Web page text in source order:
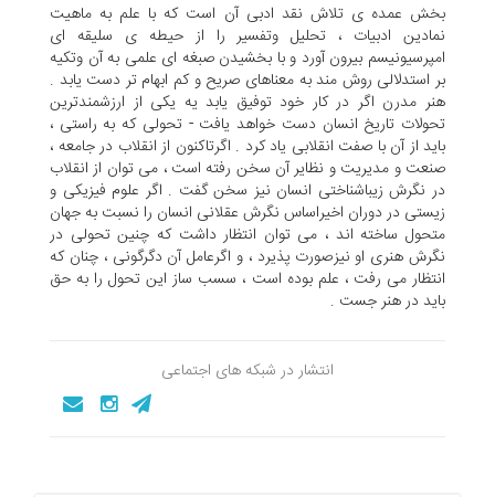
بخش عمده ی تلاش نقد ادبی آن است که با علم به ماهیت
نمادین ادبیات ، تحلیل وتفسیر را از حیطه ی سلیقه ای
امپرسیونیسم بیرون آورد و با بخشیدن صبغه ای علمی به آن وتکیه
بر استدلالی روش مند به معناهای صریح و کم ابهام تر دست یابد .
هنر مدرن اگر در کار خود توفیق یابد یه یکی از ارزشمندترین
تحولات تاریخ انسان دست خواهد یافت - تحولی که به راستی ،
باید از آن با صفت انقلابی یاد کرد . اگرتاکنون از انقلاب در جامعه ،
صنعت و مدیریت و نظایر آن سخن رفته است ، می توان از انقلاب
در نگرش زیباشناختی انسان نیز سخن گفت . اگر علوم فیزیکی و
زیستی در دوران اخیراساس نگرش عقلانی انسان را نسبت به جهان
متحول ساخته اند ، می توان انتظار داشت که چنین تحولی در
نگرش هنری او نیزصورت پذیرد ، و اگرعامل آن دگرگونی ، چنان که
انتظار می رفت ، علم بوده است ، سسب ساز این تحول را به حق
باید در هنر جست .
انتشار در شبکه های اجتماعی